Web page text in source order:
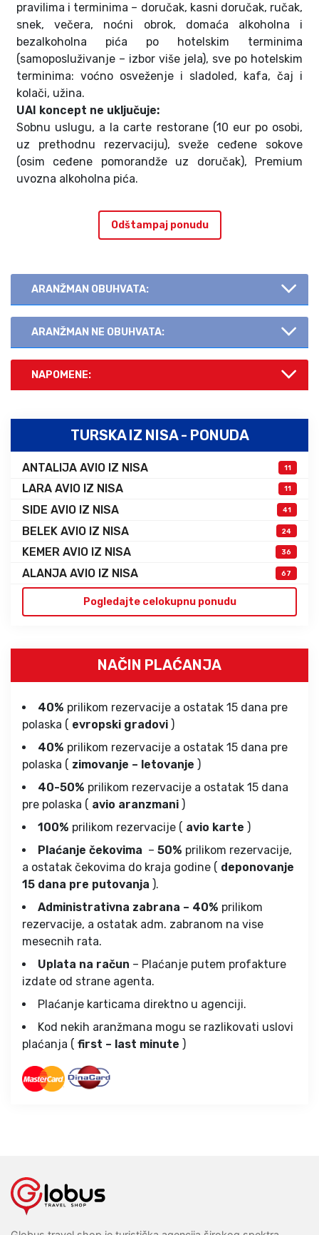
pravilima i terminima – doručak, kasni doručak, ručak,
snek, večera, noćni obrok, domaća alkoholna i
bezalkoholna pića po hotelskim terminima
(samoposluživanje – izbor više jela), sve po hotelskim
terminima: voćno osveženje i sladoled, kafa, čaj i
kolači, užina.
UAI koncept ne uključuje:
Sobnu uslugu, a la carte restorane (10 eur po osobi,
uz prethodnu rezervaciju), sveže ceđene sokove
(osim ceđene pomorandže uz doručak), Premium
uvozna alkoholna pića.
Odštampaj ponudu
ARANŽMAN OBUHVATA:
ARANŽMAN NE OBUHVATA:
NAPOMENE:
TURSKA IZ NISA - PONUDA
ANTALIJA AVIO IZ NISA 11
LARA AVIO IZ NISA 11
SIDE AVIO IZ NISA 41
BELEK AVIO IZ NISA 24
KEMER AVIO IZ NISA 36
ALANJA AVIO IZ NISA 67
Pogledajte celokupnu ponudu
NAČIN PLAĆANJA
40% prilikom rezervacije a ostatak 15 dana pre
polaska ( evropski gradovi )
40% prilikom rezervacije a ostatak 15 dana pre
polaska ( zimovanje – letovanje )
40-50% prilikom rezervacije a ostatak 15 dana
pre polaska ( avio aranzmani )
100% prilikom rezervacije ( avio karte )
Plaćanje čekovima – 50% prilikom rezervacije,
a ostatak čekovima do kraja godine ( deponovanje
15 dana pre putovanja ).
Administrativna zabrana – 40% prilikom
rezervacije, a ostatak adm. zabranom na vise
mesecnih rata.
Uplata na račun – Plaćanje putem profakture
izdate od strane agenta.
Plaćanje karticama direktno u agenciji.
Kod nekih aranžmana mogu se razlikovati uslovi
plaćanja ( first – last minute )